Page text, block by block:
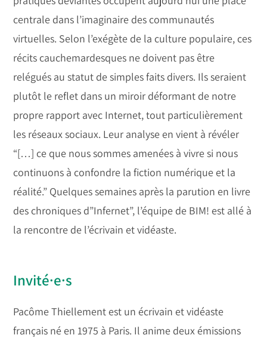
centrale dans l’imaginaire des communautés
virtuelles. Selon l’exégète de la culture populaire, ces
récits cauchemardesques ne doivent pas être
relégués au statut de simples faits divers. Ils seraient
plutôt le reflet dans un miroir déformant de notre
propre rapport avec Internet, tout particulièrement
les réseaux sociaux. Leur analyse en vient à révéler
“[…] ce que nous sommes amenées à vivre si nous
continuons à confondre la fiction numérique et la
réalité.” Quelques semaines après la parution en livre
des chroniques d”Infernet”, l’équipe de BIM! est allé à
la rencontre de l’écrivain et vidéaste.
Invité·e·s
Pacôme Thiellement est un écrivain et vidéaste
français né en 1975 à Paris. Il anime deux émissions